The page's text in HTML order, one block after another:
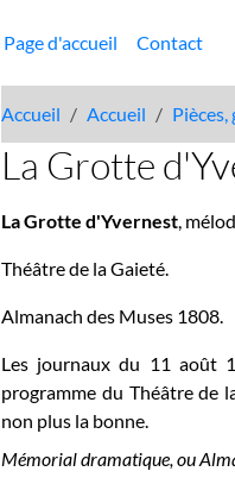
Page d'accueil Contact
Accueil Accueil Pièces,
La Grotte
La Grotte d'Yvernest,
Théâtre de la Gaieté.
Almanach des Muses 1808.
Les journaux du 11 août
programme du Théâtre de
non plus la bonne.
Mémorial dramatique, ou